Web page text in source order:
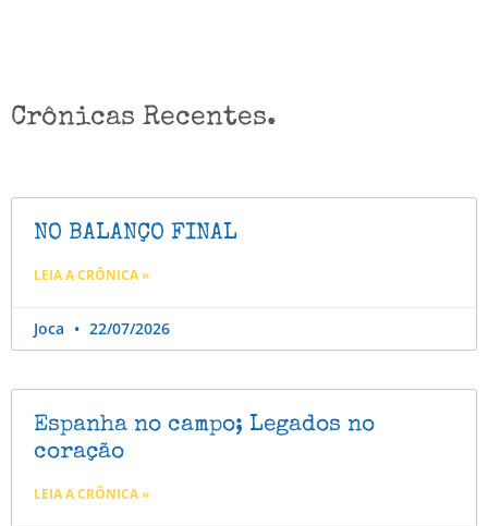
Crônicas Recentes.
NO BALANÇO FINAL
LEIA A CRÔNICA »
Joca 22/07/2026
Espanha no campo; Legados no
coração
LEIA A CRÔNICA »